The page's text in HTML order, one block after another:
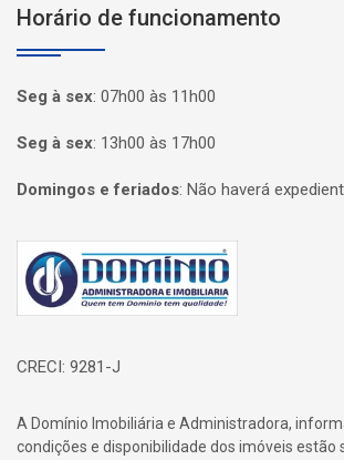
Horário de funcionamento
Seg à sex: 07h00 às 11h00
Seg à sex: 13h00 às 17h00
Domingos e feriados: Não haverá
Página inicial
CRECI: 9281-J
A Domínio Imobiliária e Administradora,
condições e disponibilidade dos imóveis estão